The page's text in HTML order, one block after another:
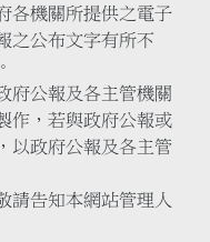
各機關所提供之電子
之公布文字有所不
府公報及各主管機關
作，若與政府公報或
以政府公報及各主管
請告知本網站管理人